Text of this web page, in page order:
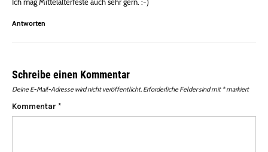
Antworten
Schreibe einen Kommentar
Deine E-Mail-Adresse wird nicht veröffentlicht. Erforderliche Felder sind mit *markiert
Kommentar *